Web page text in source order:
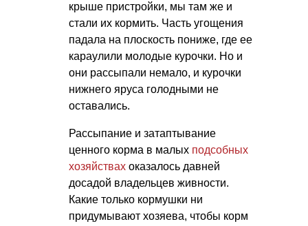
крыше пристройки, мы там же и
стали их кормить. Часть угощения
падала на плоскость пониже, где ее
караулили молодые курочки. Но и
они рассыпали немало, и курочки
нижнего яруса голодными не
оставались.
Рассыпание и затаптывание
ценного корма в малых подсобных
хозяйствах оказалось давней
досадой владельцев живности.
Какие только кормушки ни
придумывают хозяева, чтобы корм